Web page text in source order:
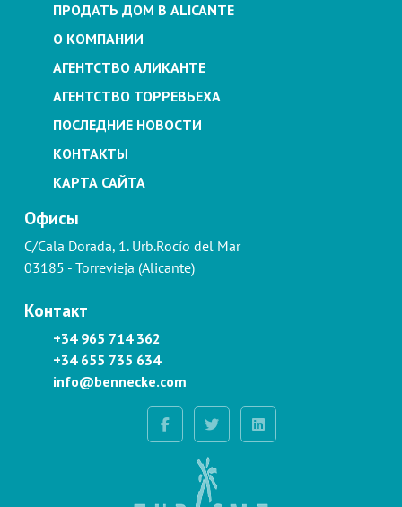
ПРОДАТЬ ДОМ В ALICANTE
О КОМПАНИИ
АГЕНТСТВО АЛИКАНТЕ
АГЕНТСТВО ТОРРЕВЬЕХА
ПОСЛЕДНИЕ НОВОСТИ
КОНТАКТЫ
КАРТА САЙТА
Офисы
C/Cala Dorada, 1. Urb.Rocío del Mar
03185 - Torrevieja (Alicante)
Контакт
+34 965 714 362
+34 655 735 634
info@bennecke.com